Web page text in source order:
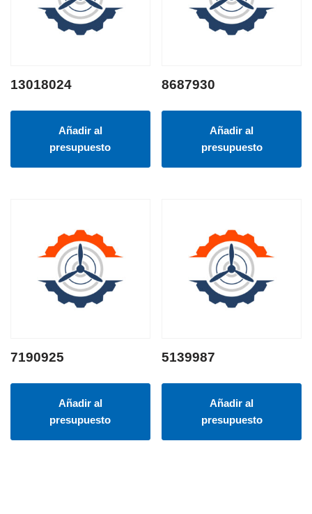
13018024
Añadir al
presupuesto
8687930
Añadir al
presupuesto
7190925
Añadir al
presupuesto
5139987
Añadir al
presupuesto